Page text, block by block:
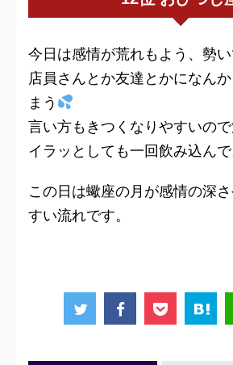
今日は感情が荒れもよう、勢い
店員さんとか友達とかになん
まう
言い方もきつくなりやすいので
イラッとしても一回飲み込んで
この日は蠍座の月が感情の深
すい流れです。